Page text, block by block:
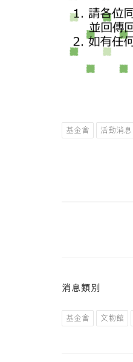
基金會 活動消息
消息類別
基金會 文物館